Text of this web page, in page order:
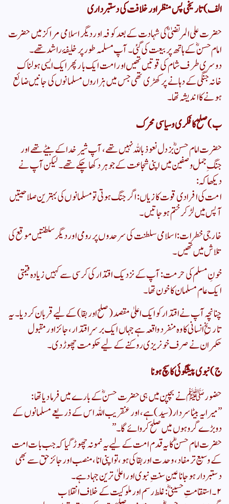
​الف) تاریخی پس منظر اور خلافت کی دستبرداری
​حضرت علی المرتضیٰؓ کی شہادت کے بعد کوفہ اور دیگر اسلامی مراکز میں حضرت
امام حسنؓ کے ہاتھ پر بیعت کی گئی۔ آپ مسلمہ طور پر خلیفۂ راشد تھے۔
دوسری طرف شام کی قوتیں تھیں اور امت ایک بار پھر ایک ایسی ہولناک
خانہ جنگی کے دہانے پر کھڑی تھی جس میں ہزاروں مسلمانوں کی جانیں ضائع
ہونے کا اندیشہ تھا۔
​ب) صلح کا فکری و سیاسی محرک
​حضرت امام حسنؓ بزدل نعوذ باللہ نہیں تھے، آپ شیرِ خدا کے بیٹے تھے اور
جنگِ جمل و صفین میں اپنی شجاعت کے جوہر دکھا چکے تھے۔ لیکن آپ نے
دیکھا کہ:
​امت کی افرادی قوت کا زیاں: اگر جنگ ہوتی تو مسلمانوں کی بہترین صلاحیتیں
آپس میں لڑ کر ختم ہو جاتیں۔
​خارجی خطرات: اسلامی سلطنت کی سرحدوں پر رومی اور دیگر سلطنتیں موقع کی
تلاش میں تھیں۔
​خونِ مسلم کی حرمت: آپ کے نزدیک اقتدار کی کرسی سے کہیں زیادہ قیمتی
ایک عام مسلمان کا خون تھا۔
​چنانچہ آپ نے اقتدار کو ایک اعلیٰ مقصد (صلح اور بقا) کے لیے قربان کر دیا۔ یہ
تاریخِ انسانی کا وہ منفرد واقعہ ہے جہاں ایک برسرِ اقتدار، جائز اور مقبول
حکمران نے صرف خونریزی روکنے کے لیے حکومت چھوڑ دی۔
​ج) نبوی پیشگوئی کا سچ ہونا
​حضور ﷺ نے بچپن میں ہی حضرت حسنؓ کے بارے میں فرما دیا تھا:
​”میرا یہ بیٹا سردار (سید) ہے، اور عنقریب اللہ اس کے ذریعے مسلمانوں کے
دو بڑے گروہوں میں صلح کروائے گا۔”
​حضرت امام حسنؓ کا یہ قدم امت کے لیے یہ نمونہ چھوڑ گیا کہ جب بات امت
کے وسیع تر مفاد، وحدت اور بقا کی ہو، تو اپنی انا، منصب اور جائز حق سے بھی
دستبردار ہو جانا عینِ سنتِ نبوی اور اعلیٰ ترین جہاد ہے۔
​۲۔ استقامتِ حسینیؓ: غلط رسم اور ملوکیت کے خلاف انقلاب